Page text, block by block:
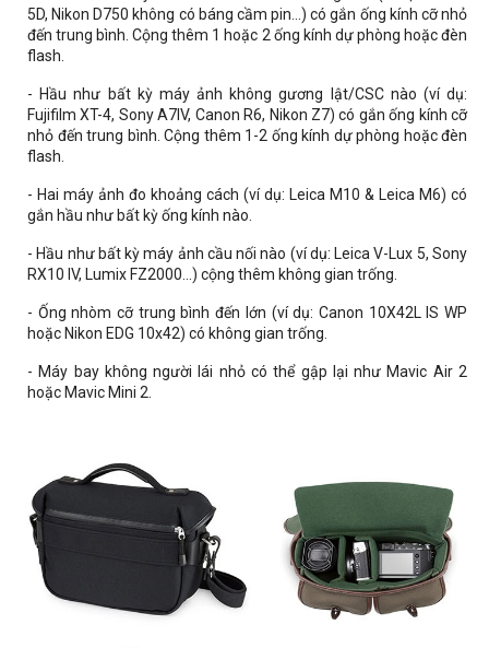
5D, Nikon D750 không có báng cầm pin...) có gắn ống kính cỡ nhỏ
đến trung bình. Cộng thêm 1 hoặc 2 ống kính dự phòng hoặc đèn
flash.
- Hầu như bất kỳ máy ảnh không gương lật/CSC nào (ví dụ:
Fujifilm XT-4, Sony A7IV, Canon R6, Nikon Z7) có gắn ống kính cỡ
nhỏ đến trung bình. Cộng thêm 1-2 ống kính dự phòng hoặc đèn
flash.
- Hai máy ảnh đo khoảng cách (ví dụ: Leica M10 & Leica M6) có
gắn hầu như bất kỳ ống kính nào.
- Hầu như bất kỳ máy ảnh cầu nối nào (ví dụ: Leica V-Lux 5, Sony
RX10 IV, Lumix FZ2000...) cộng thêm không gian trống.
- Ống nhòm cỡ trung bình đến lớn (ví dụ: Canon 10X42L IS WP
hoặc Nikon EDG 10x42) có không gian trống.
- Máy bay không người lái nhỏ có thể gập lại như Mavic Air 2
hoặc Mavic Mini 2.